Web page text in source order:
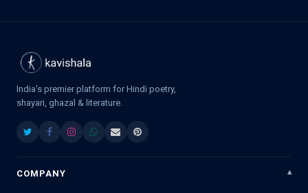
India's premier platform for Hindi poetry,
shayari, ghazal & literature.
COMPANY